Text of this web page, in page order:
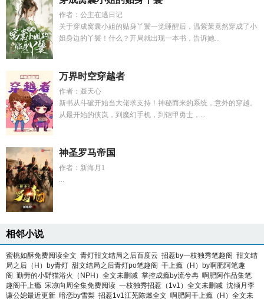
作者：公主在逃日记
关于穿成窝囊小姐的贴身丫鬟一觉睡醒后，温紫茉竟然穿成了小
姐身边的丫鬟！什么？开局就出现一本书，告诉她...
万界时空穿越者
作者：聂天心
新书从斗破开始当大佬求支持！神秘而来的系统，意外的穿越。
从最开始的侠岚，到魔幻手机，到铠甲勇士，...
神圣罗马帝国
作者：新海月1
...
相邻小说
蜜桃如酥免费阅读全文 青灯甜文结局之后百度云 招惹by一枝独秀笔趣阁 甜文结
局之后（H）by青灯 甜文结局之后青灯po笔趣阁 干上瘾（H）by啊肥阿笔趣
阁 勤劳的小野猫浴火（NPH）全文未删减 掌控成瘾by流兮冉 啊肥阿作品集笔
趣阁干上瘾 宋凉向周全集免费阅读 一枝独秀招惹（1v1）全文未删减 沈倾月李
谦公媳最近更新 暗恋by雪梨 招惹1v1江芜陈燃全文 啊肥阿干上瘾（H）全文未